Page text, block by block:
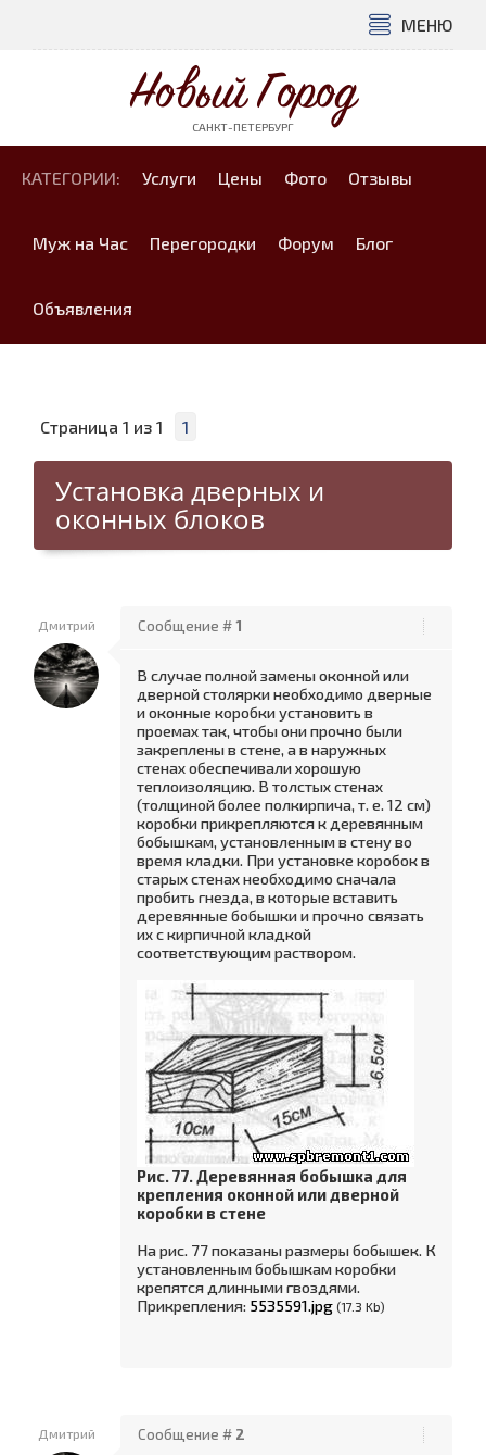
МЕНЮ
Новый Город
САНКТ-ПЕТЕРБУРГ
КАТЕГОРИИ: Услуги Цены Фото Отзывы
Муж на Час Перегородки Форум Блог
Объявления
Страница 1 из 1 1
Установка дверных и
оконных блоков
Дмитрий Сообщение #1
В случае полной замены оконной или
дверной столярки необходимо дверные
и оконные коробки установить в
проемах так, чтобы они прочно были
закреплены в стене, а в наружных
стенах обеспечивали хорошую
теплоизоляцию. В толстых стенах
(толщиной более полкирпича, т. е. 12 см)
коробки прикрепляются к деревянным
бобышкам, установленным в стену во
время кладки. При установке коробок в
старых стенах необходимо сначала
пробить гнезда, в которые вставить
деревянные бобышки и прочно связать
их с кирпичной кладкой
соответствующим раствором.
Рис. 77. Деревянная бобышка для
крепления оконной или дверной
коробки в стене
На рис. 77 показаны размеры бобышек. К
установленным бобышкам коробки
крепятся длинными гвоздями.
Прикрепления: 5535591.jpg (17.3 Kb)
Дмитрий Сообщение # 2